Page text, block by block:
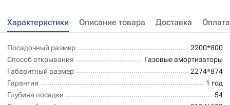
Характеристики Описание товара Доставка Оплата
Посадочный размер
2200*800
Способ открывания
Газовые амортизаторы
Габаритный размер
2274*874
Гарантия
1 год
Глубина посадки
54